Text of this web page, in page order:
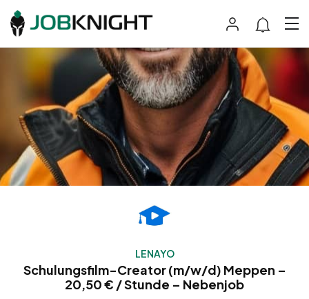
LENAYO
Schulungsfilm-Creator (m/w/d) Meppen –
20,50 € / Stunde – Nebenjob